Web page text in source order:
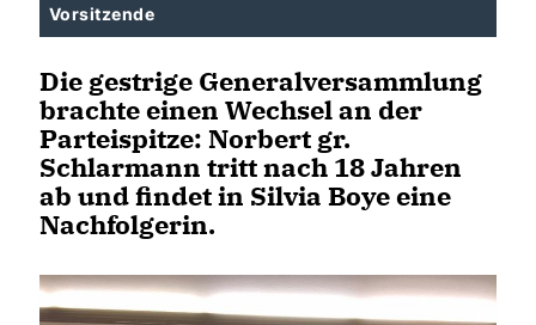
Vorsitzende
Die gestrige Generalversammlung
brachte einen Wechsel an der
Parteispitze: Norbert gr.
Schlarmann tritt nach 18 Jahren
ab und findet in Silvia Boye eine
Nachfolgerin.